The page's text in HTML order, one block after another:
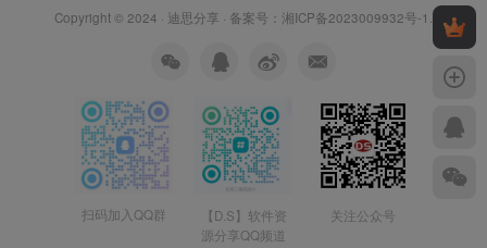
Copyright © 2024 · 迪思分享 · 备案号： 湘ICP备2023009932号-1 .
扫码加入QQ群
【D.S】软件资
源分享QQ频道
关注公众号